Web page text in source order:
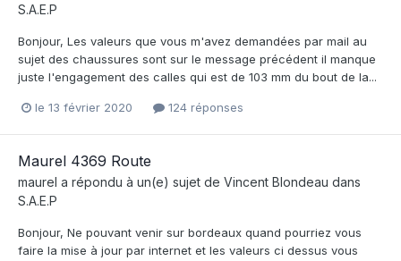
S.A.E.P
Bonjour, Les valeurs que vous m'avez demandées par mail au
sujet des chaussures sont sur le message précédent il manque
juste l'engagement des calles qui est de 103 mm du bout de la...
le 13 février 2020 124 réponses
Maurel 4369 Route
maurel a répondu à un(e) sujet de Vincent Blondeau dans
S.A.E.P
Bonjour, Ne pouvant venir sur bordeaux quand pourriez vous
faire la mise à jour par internet et les valeurs ci dessus vous